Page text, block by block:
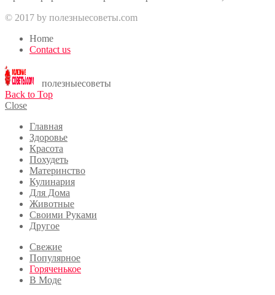
© 2017 by полезныесоветы.com
Home
Contact us
полезныесоветы
Back to Top
Close
Главная
Здоровье
Красота
Похудеть
Материнство
Кулинария
Для Дома
Животные
Своими Руками
Другое
Свежие
Популярное
Горяченькое
В Моде